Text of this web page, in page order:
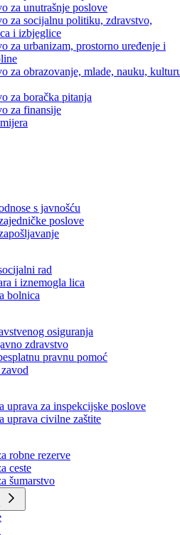
za privredu
za pravosuđe, upravu i radne odnose
za unutrašnje poslove
za socijalnu politiku, zdravstvo,
i izbjeglice
za urbanizam, prostorno uređenje i
za obrazovanje, mlade, nauku,
za boračka pitanja
za finansije
s javnošću
poslove
rad
i iznemogla lica
bolnica
osiguranja
zdravstvo
pravnu pomoć
uprava za inspekcijske poslove
uprava civilne zaštite
robne rezerve
ceste
šumarstvo